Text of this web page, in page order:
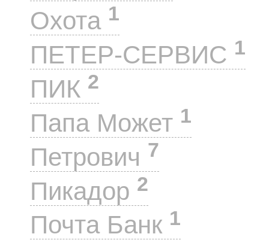
Охота 1
ПЕТЕР-СЕРВИС 1
ПИК 2
Папа Может 1
Петрович 7
Пикадор 2
Почта Банк 1